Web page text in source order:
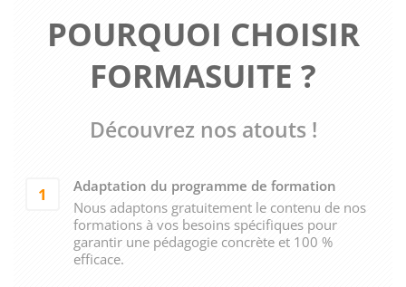
POURQUOI CHOISIR
FORMASUITE ?
Découvrez nos atouts !
1
Adaptation du programme de formation
Nous adaptons gratuitement le contenu de nos
formations à vos besoins spécifiques pour
garantir une pédagogie concrète et 100 %
efficace.